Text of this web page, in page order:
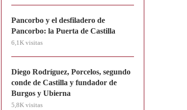
Pancorbo y el desfiladero de
Pancorbo: la Puerta de Castilla
6,1K visitas
Diego Rodríguez, Porcelos, segundo
conde de Castilla y fundador de
Burgos y Ubierna
5,8K visitas